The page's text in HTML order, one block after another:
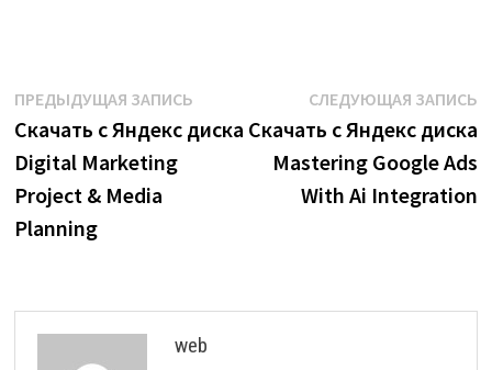
Навигация
по
записям
ПРЕДЫДУЩАЯ ЗАПИСЬПредыдущая
запись:
Скачать с Яндекс диска
Digital Marketing
Project & Media
Planning
СЛЕДУЮЩАЯ ЗАПИСЬ
Скачать с Яндекс диска
Mastering Google Ads
With Ai Integration
web